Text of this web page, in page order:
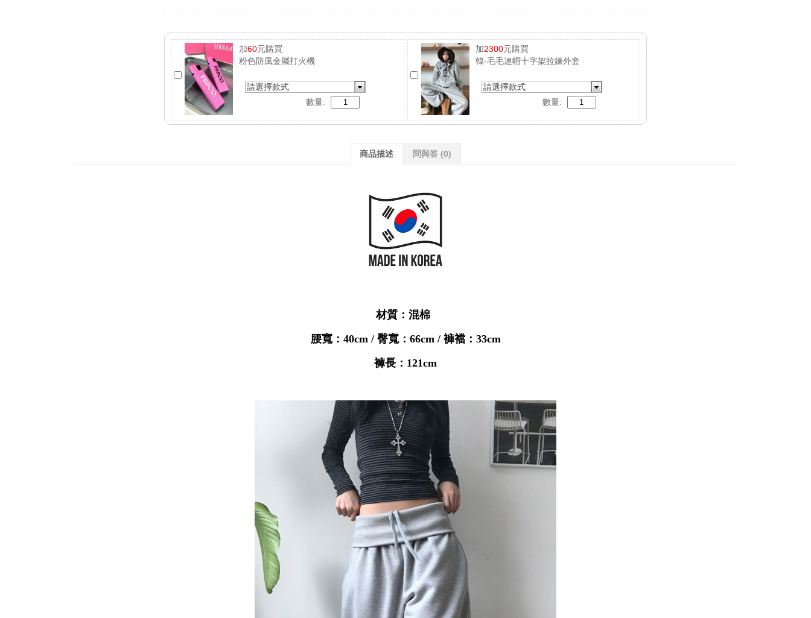
加60元購買
粉色防風金屬打火機
請選擇款式
數量:
加2300元購買
韓-毛毛連帽十字架拉鍊外套
請選擇款式
數量:
商品描述 問與答 (0)